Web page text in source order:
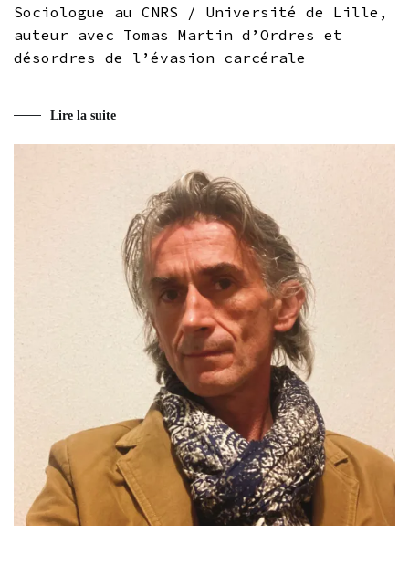
Sociologue au CNRS / Université de Lille,
auteur avec Tomas Martin d’Ordres et
désordres de l’évasion carcérale
Lire la suite